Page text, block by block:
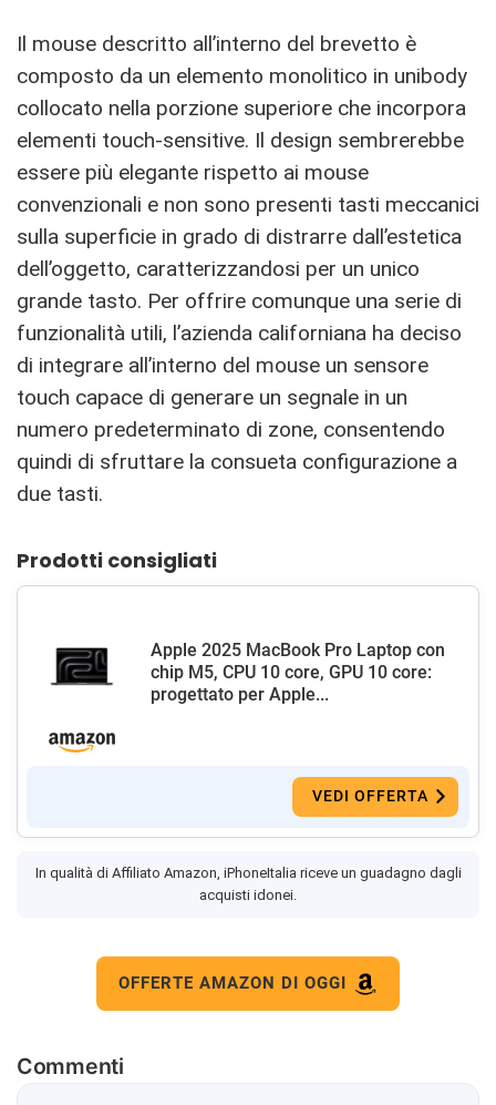
Il mouse descritto all’interno del brevetto è
composto da un elemento monolitico in unibody
collocato nella porzione superiore che incorpora
elementi touch-sensitive. Il design sembrerebbe
essere più elegante rispetto ai mouse
convenzionali e non sono presenti tasti meccanici
sulla superficie in grado di distrarre dall’estetica
dell’oggetto, caratterizzandosi per un unico
grande tasto. Per offrire comunque una serie di
funzionalità utili, l’azienda californiana ha deciso
di integrare all’interno del mouse un sensore
touch capace di generare un segnale in un
numero predeterminato di zone, consentendo
quindi di sfruttare la consueta configurazione a
due tasti.
Prodotti consigliati
Apple 2025 MacBook Pro Laptop con
chip M5, CPU 10 core, GPU 10 core:
progettato per Apple...
VEDI OFFERTA
In qualità di Affiliato Amazon, iPhoneItalia riceve un guadagno dagli
acquisti idonei.
OFFERTE AMAZON DI OGGI
Commenti